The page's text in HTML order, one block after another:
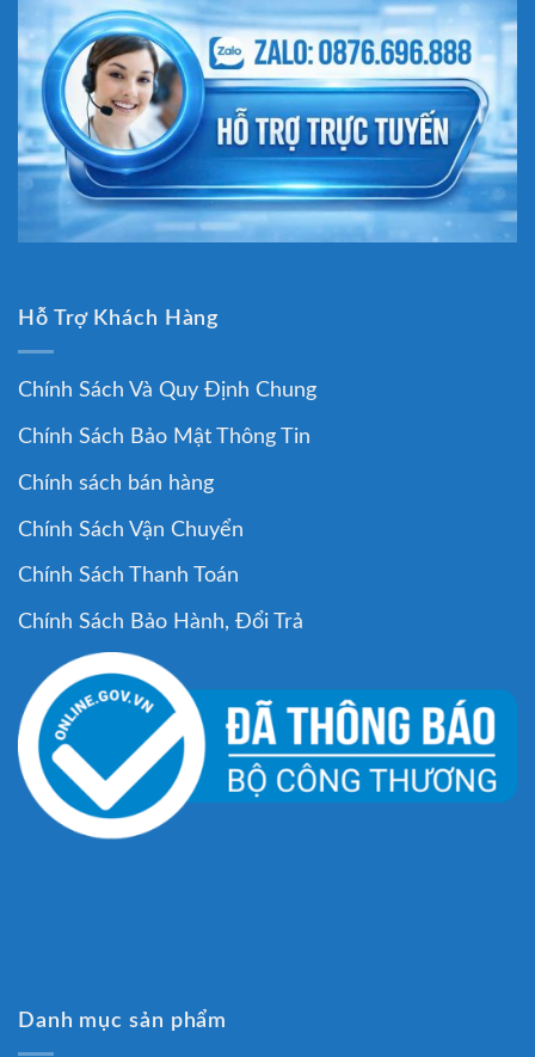
Hỗ Trợ Khách Hàng
Chính Sách Và Quy Định Chung
Chính Sách Bảo Mật Thông Tin
Chính sách bán hàng
Chính Sách Vận Chuyển
Chính Sách Thanh Toán
Chính Sách Bảo Hành, Đổi Trả
Danh mục sản phẩm